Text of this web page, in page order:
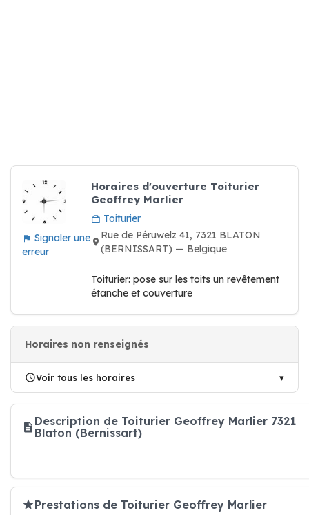
Signaler une
erreur
Horaires d'ouverture Toiturier
Geoffrey Marlier
Toiturier
Rue de Péruwelz 41, 7321 BLATON
(BERNISSART) — Belgique
Toiturier: pose sur les toits un revêtement
étanche et couverture
Horaires non renseignés
Voir tous les horaires
Description de Toiturier Geoffrey Marlier 7321
Blaton (Bernissart)
Prestations de Toiturier Geoffrey Marlier